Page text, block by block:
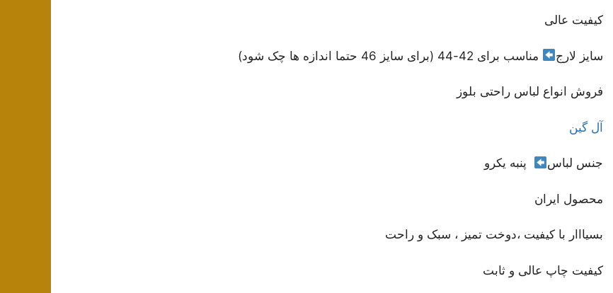
کیفیت عالی
سایز لارج مناسب برای 42-44 (برای سایز 46 حتما اندازه ها چک شود)
فروش انواع لباس راحتی بلوز
آل گین
جنس لباس پنبه یکرو
محصول ایران
بسیااار با کیفیت ،دوخت تمیز ، سبک و راحت
کیفیت چاپ عالی و ثابت